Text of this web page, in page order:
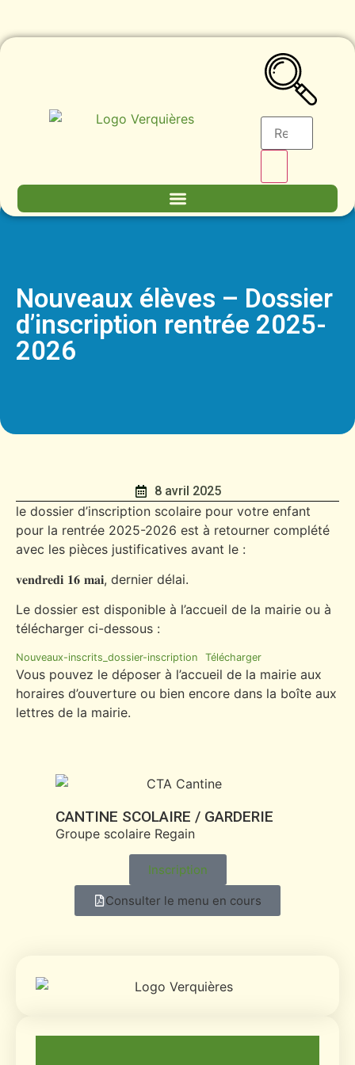
Nouveaux élèves – Dossier
d’inscription rentrée 2025-
2026
8 avril 2025
le dossier d’inscription scolaire pour votre enfant
pour la rentrée 2025-2026 est à retourner complété
avec les pièces justificatives avant le :
𝐯𝐞𝐧𝐝𝐫𝐞𝐝𝐢 𝟏𝟔 𝐦𝐚𝐢, dernier délai.
Le dossier est disponible à l’accueil de la mairie ou à
télécharger ci-dessous :
Nouveaux-inscrits_dossier-inscription Télécharger
Vous pouvez le déposer à l’accueil de la mairie aux
horaires d’ouverture ou bien encore dans la boîte aux
lettres de la mairie.
CANTINE SCOLAIRE / GARDERIE
Groupe scolaire Regain
Inscription
Consulter le menu en cours